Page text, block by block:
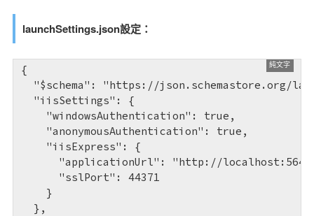
launchSettings.json設定：
{
"$schema": "https://json.schemastore.org/
  "iisSettings": {
    "windowsAuthentication": true,
    "anonymousAuthentication": true,
    "iisExpress": {
"applicationUrl": "http://
      "sslPort": 44371
    }
  },